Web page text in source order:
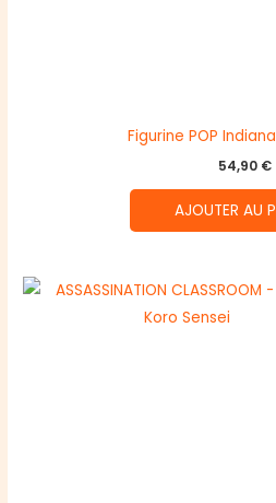
Figurine POP
54,90 €
AJOUTER AU